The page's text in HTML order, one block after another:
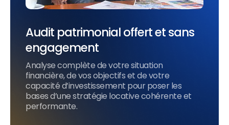
Audit patrimonial offert et sans
engagement
Analyse complète de votre situation
financière, de vos objectifs et de votre
capacité d’investissement pour poser les
bases d’une stratégie locative cohérente et
performante.